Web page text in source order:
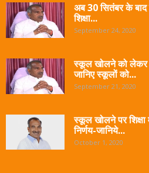
अब 30 सितंबर के
शिक्षा...
September 24, 2020
स्कूल खोलने को लेकर
जानिए स्कूलों को...
September 21, 2020
स्कूल खोलने पर
निर्णय-जानिये...
October 1, 2020